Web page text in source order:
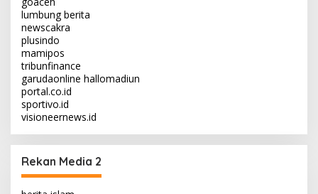
lumbung berita
newscakra
plusindo
mamipos
tribunfinance
garudaonline hallomadiun
portal.co.id
sportivo.id
visioneernews.id
Rekan Media 2